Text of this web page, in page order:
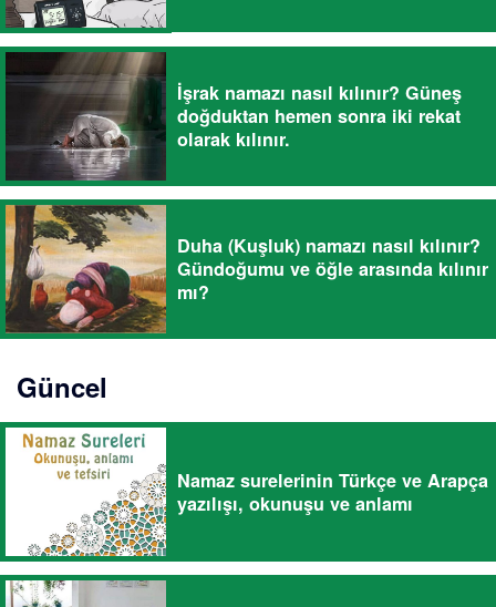
İşrak namazı nasıl kılınır? Güneş
doğduktan hemen sonra iki rekat
olarak kılınır.
Duha (Kuşluk) namazı nasıl kılınır?
Gündoğumu ve öğle arasında kılınır
mı?
Güncel
Namaz surelerinin Türkçe ve Arapça
yazılışı, okunuşu ve anlamı